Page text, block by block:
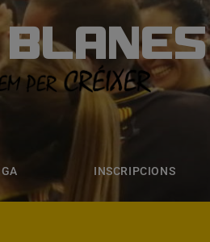
INSCRIPCIONS
INSCRIPCIONS